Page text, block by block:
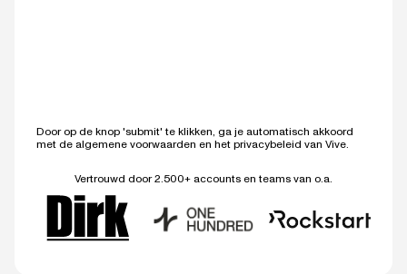
Door op de knop 'submit' te klikken, ga je automatisch akkoord
met de algemene voorwaarden en het privacybeleid van Vive.
Vertrouwd door 2.500+ accounts en teams van o.a.